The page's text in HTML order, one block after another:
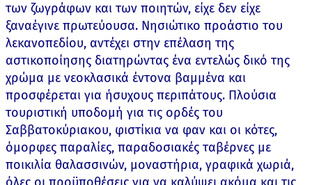
των ζωγράφων και των ποιητών, είχε δεν είχε
ξαναέγινε πρωτεύουσα. Νησιώτικο προάστιο του
λεκανοπεδίου, αντέχει στην επέλαση της
αστικοποίησης διατηρώντας ένα εντελώς δικό της
χρώμα με νεοκλασικά έντονα βαμμένα και
προσφέρεται για ήσυχους περιπάτους. Πλούσια
τουριστική υποδομή για τις ορδές του
Σαββατοκύριακου, φιστίκια να φαν και οι κότες,
όμορφες παραλίες, παραδοσιακές ταβέρνες με
ποικιλία θαλασσινών, μοναστήρια, γραφικά χωριά,